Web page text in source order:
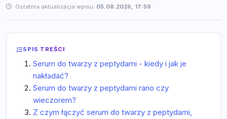
Ostatnia aktualizacja wpisu: 05.08.2026, 17:59
SPIS TREŚCI
Serum do twarzy z peptydami - kiedy i jak je
nakładać?
Serum do twarzy z peptydami rano czy
wieczorem?
Z czym łączyć serum do twarzy z peptydami,